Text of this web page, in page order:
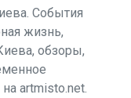
События
жизнь,
обзоры,
artmisto.net.